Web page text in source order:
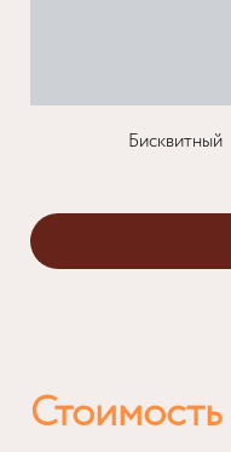
Бисквитный
Стоимость